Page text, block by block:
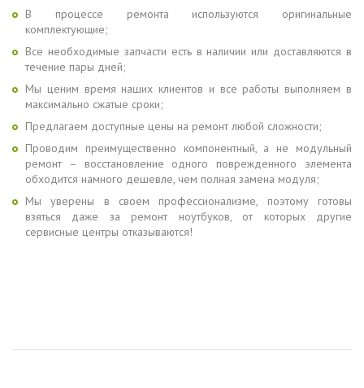
В процессе ремонта используются оригинальные
комплектующие;
Все необходимые запчасти есть в наличии или доставляются в
течение пары дней;
Мы ценим время наших клиентов и все работы выполняем в
максимально сжатые сроки;
Предлагаем доступные цены на ремонт любой сложности;
Проводим преимущественно компонентный, а не модульный
ремонт – восстановление одного поврежденного элемента
обходится намного дешевле, чем полная замена модуля;
Мы уверены в своем профессионализме, поэтому готовы
взяться даже за ремонт ноутбуков, от которых другие
сервисные центры отказываются!